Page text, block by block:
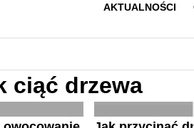
AKTUALNOŚCI
ciąć drzewa